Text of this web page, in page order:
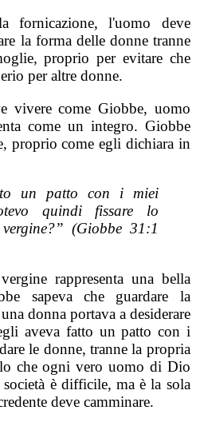
fornicazione, l'uomo deve
la forma delle donne tranne
proprio per evitare che
per altre donne.
vivere come Giobbe, uomo
come un integro. Giobbe
proprio come egli dichiara in
un patto con i miei
quindi fissare lo
(Giobbe 31:1
rappresenta una bella
sapeva che guardare la
donna portava a desiderare
aveva fatto un patto con i
le donne, tranne la propria
che ogni vero uomo di Dio
è difficile, ma è la sola
deve camminare.